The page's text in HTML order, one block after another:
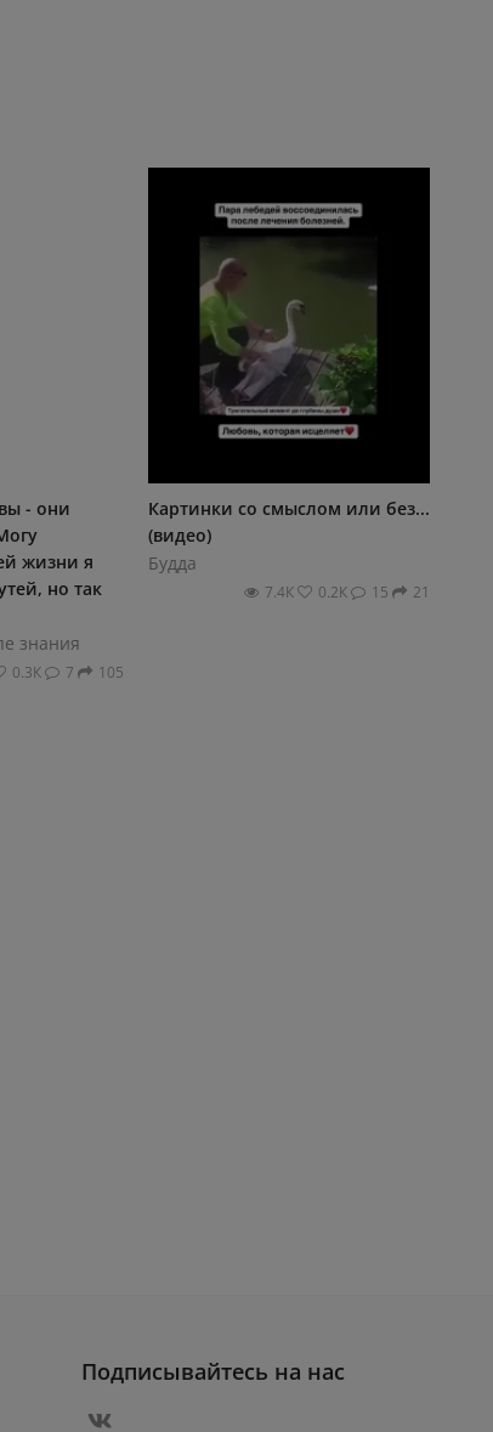
- они
жизни я
но так
знания
0.3К 7 105
Картинки со смыслом или без...
(видео)
Будда
7.4К 0.2К 15 21
Подписывайтесь на нас